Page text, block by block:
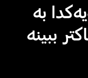
بە
ببینە